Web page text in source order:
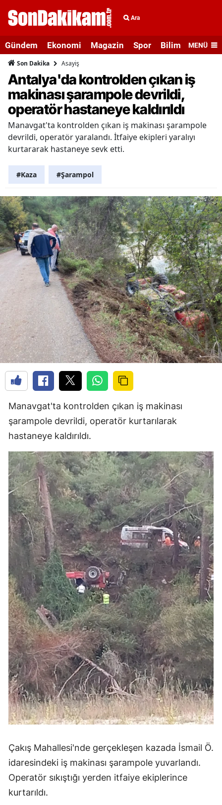
Ara
Gündem Ekonomi Magazin Spor Bilim veMENÜ
Son Dakika Asayiş
Antalya'da kontrolden çıkan iş
makinası şarampole devrildi,
operatör hastaneye kaldırıldı
Manavgat'ta kontrolden çıkan iş makinası şarampole
devrildi, operatör yaralandı. İtfaiye ekipleri yaralıyı
kurtararak hastaneye sevk etti.
#Kaza #Şarampol
Manavgat'ta kontrolden çıkan iş makinası
şarampole devrildi, operatör kurtarılarak
hastaneye kaldırıldı.
Çakış Mahallesi'nde gerçekleşen kazada İsmail Ö.
idaresindeki iş makinası şarampole yuvarlandı.
Operatör sıkıştığı yerden itfaiye ekiplerince
kurtarıldı.